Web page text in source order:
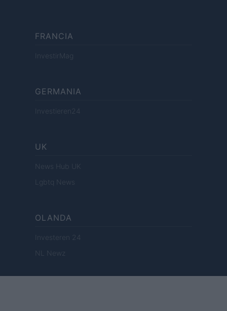
FRANCIA
InvestirMag
GERMANIA
Investieren24
UK
News Hub UK
Lgbtq News
OLANDA
Investeren 24
NL Newz